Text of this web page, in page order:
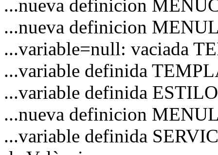
...nueva definicion
...nueva definicion
...variable=null: vaciada
...variable definida
...variable definida
...nueva definicion
...variable definida